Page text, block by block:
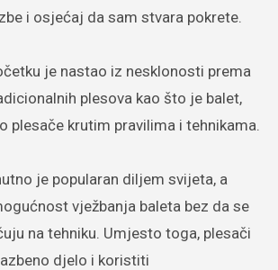
i osjećaj da sam stvara pokrete.
je nastao iz nesklonosti prema
plesova kao što je balet,
plesače krutim pravilima i tehnikama.
je popularan diljem svijeta, a
vježbanja baleta bez da se
na tehniku. Umjesto toga, plesači
djelo i koristiti